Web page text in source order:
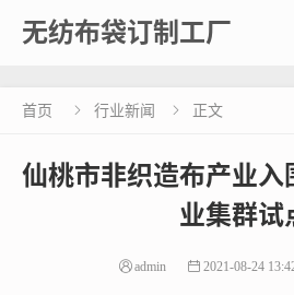
无纺布袋订制工厂
首页  行业新闻  正文
仙桃市非织造布产业入
业集群试
admin 2021-08-24